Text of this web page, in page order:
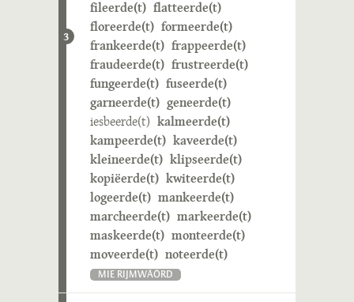
3
fileerde(t) flatteerde(t)
floreerde(t) formeerde(t)
frankeerde(t) frappeerde(t)
fraudeerde(t) frustreerde(t)
fungeerde(t) fuseerde(t)
garneerde(t) geneerde(t)
iesbeerde(t) kalmeerde(t)
kampeerde(t) kaveerde(t)
kleineerde(t) klipseerde(t)
kopiëerde(t) kwiteerde(t)
logeerde(t) mankeerde(t)
marcheerde(t) markeerde(t)
maskeerde(t) monteerde(t)
moveerde(t) noteerde(t)
MIE RIJMWÄÖRD